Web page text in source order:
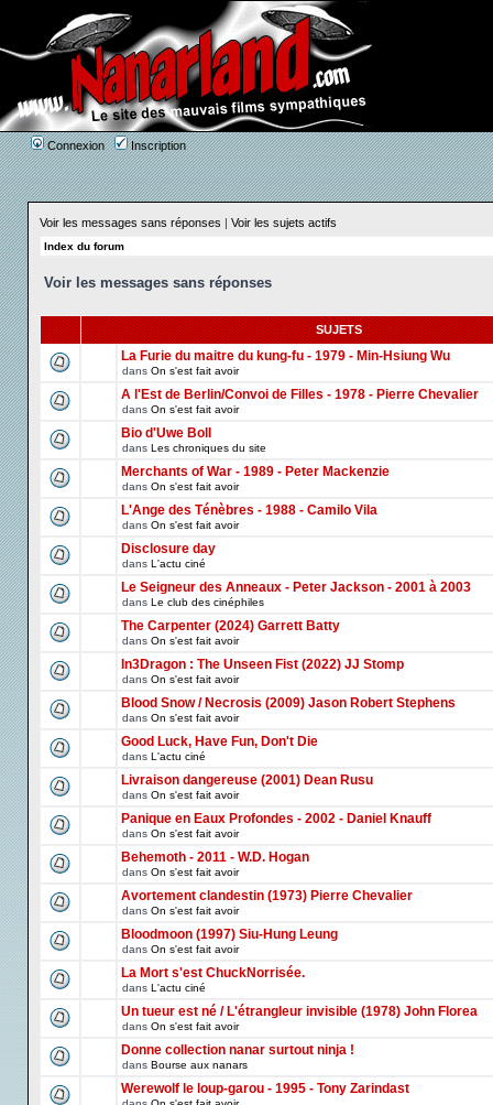
Connexion Inscription
Voir les messages sans réponses | Voir les sujets actifs
Index du forum
Voir les messages sans réponses
SUJETS
La Furie du maitre du kung-fu - 1979 - Min-Hsiung Wu
dans On s'est fait avoir
A l'Est de Berlin/Convoi de Filles - 1978 - Pierre Chevalier
dans On s'est fait avoir
Bio d'Uwe Boll
dans Les chroniques du site
Merchants of War - 1989 - Peter Mackenzie
dans On s'est fait avoir
L'Ange des Ténèbres - 1988 - Camilo Vila
dans On s'est fait avoir
Disclosure day
dans L'actu ciné
Le Seigneur des Anneaux - Peter Jackson - 2001 à 2003
dans Le club des cinéphiles
The Carpenter (2024) Garrett Batty
dans On s'est fait avoir
In3Dragon : The Unseen Fist (2022) JJ Stomp
dans On s'est fait avoir
Blood Snow / Necrosis (2009) Jason Robert Stephens
dans On s'est fait avoir
Good Luck, Have Fun, Don't Die
dans L'actu ciné
Livraison dangereuse (2001) Dean Rusu
dans On s'est fait avoir
Panique en Eaux Profondes - 2002 - Daniel Knauff
dans On s'est fait avoir
Behemoth - 2011 - W.D. Hogan
dans On s'est fait avoir
Avortement clandestin (1973) Pierre Chevalier
dans On s'est fait avoir
Bloodmoon (1997) Siu-Hung Leung
dans On s'est fait avoir
La Mort s'est ChuckNorrisée.
dans L'actu ciné
Un tueur est né / L'étrangleur invisible (1978) John Florea
dans On s'est fait avoir
Donne collection nanar surtout ninja !
dans Bourse aux nanars
Werewolf le loup-garou - 1995 - Tony Zarindast